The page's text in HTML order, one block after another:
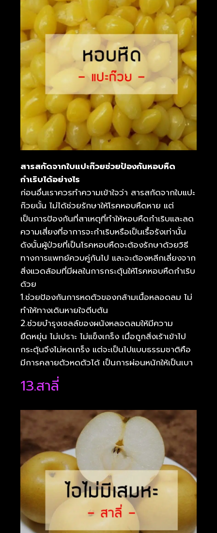
สารสกัดจากใบแปะก๊วยช่วยป้องกันหอบหืด
กำเริบได้อย่างไร
ก่อนอื่นเราควรทำความเข้าใจว่า สารสกัดจากใบแปะ
ก๊วยนั้น ไม่ได้ช่วยรักษาให้โรคหอบหืดหาย แต่
เป็นการป้องกันที่สาเหตุที่ทำให้หอบหืดกำเริบและลด
ความเสี่ยงที่อาการจะกำเริบหรือเป็นเรื้อรังเท่านั้น
ดังนั้นผู้ป่วยที่เป็นโรคหอบหืดจะต้องรักษาด้วยวิธี
ทางการแพทย์ควบคู่กันไป และจะต้องหลีกเลี่ยงจาก
สิ่งแวดล้อมที่มีผลในการกระตุ้นให้โรคหอบหืดกำเริบ
ด้วย
1.ช่วยป้องกันการหดตัวของกล้ามเนื้อหลอดลม ไม่
ทำให้ทางเดินหายใจตีบตัน
2.ช่วยบำรุงเซลล์ของผนังหลอดลมให้มีความ
ยืดหยุ่น ไม่เปราะ ไม่แข็งเกร็ง เมื่อถูกสิ่งเร้าเข้าไป
กระตุ้นจึงไม่หดเกร็ง แต่จะเป็นไปแบบธรรมชาติคือ
มีการคลายตัวหดตัวได้ เป็นการผ่อนหนักให้เป็นเบา
13.สาลี่